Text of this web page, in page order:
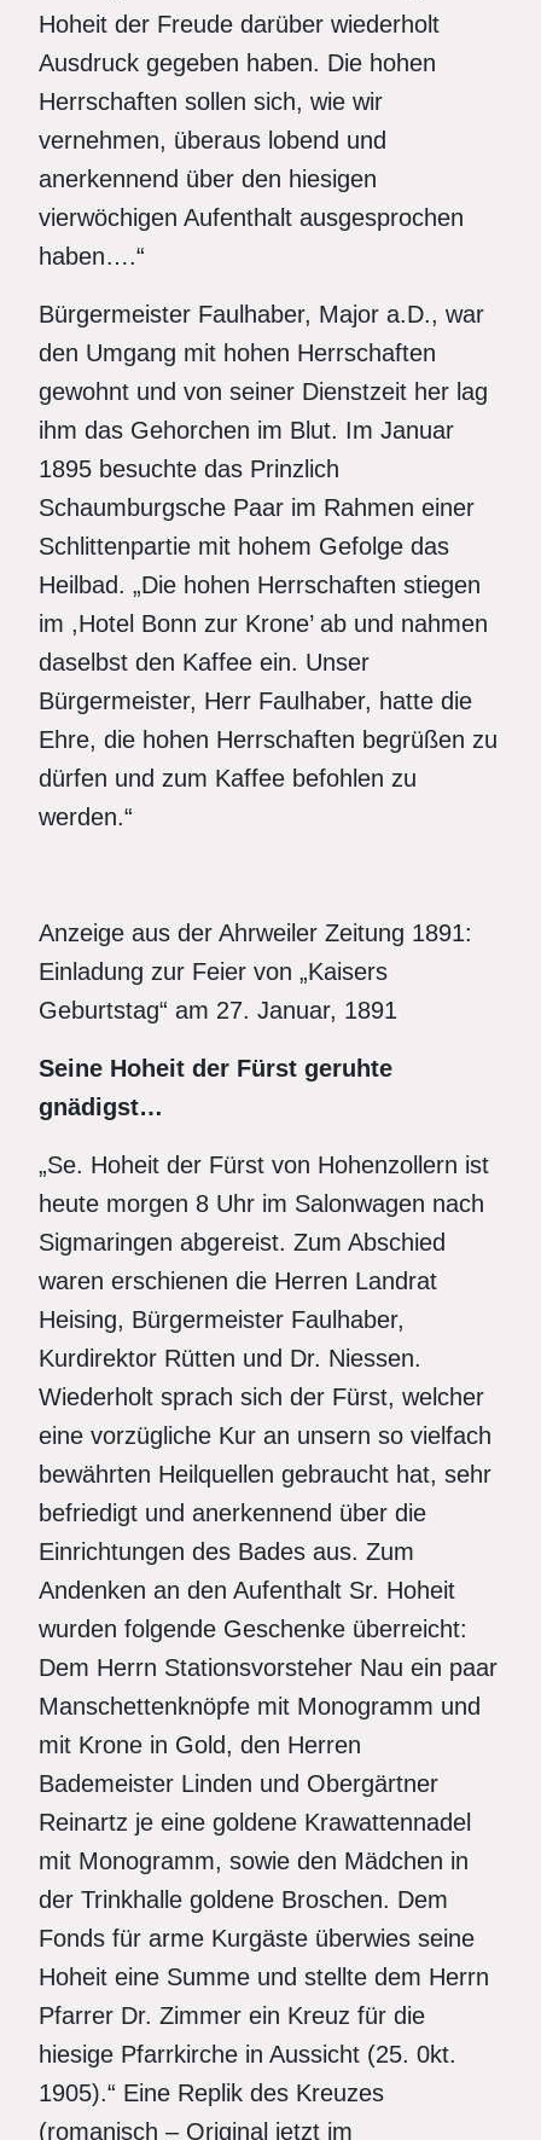
Hoheit der Freude darüber wiederholt
Ausdruck gegeben haben. Die hohen
Herrschaften sollen sich, wie wir
vernehmen, überaus lobend und
anerkennend über den hiesigen
vierwöchigen Aufenthalt ausgesprochen
haben….“
Bürgermeister Faulhaber, Major a.D., war
den Umgang mit hohen Herrschaften
gewohnt und von seiner Dienstzeit her lag
ihm das Gehorchen im Blut. Im Januar
1895 besuchte das Prinzlich
Schaumburgsche Paar im Rahmen einer
Schlittenpartie mit hohem Gefolge das
Heilbad. „Die hohen Herrschaften stiegen
im ,Hotel Bonn zur Krone’ ab und nahmen
daselbst den Kaffee ein. Unser
Bürgermeister, Herr Faulhaber, hatte die
Ehre, die hohen Herrschaften begrüßen zu
dürfen und zum Kaffee befohlen zu
werden.“
Anzeige aus der Ahrweiler Zeitung 1891:
Einladung zur Feier von „Kaisers
Geburtstag“ am 27. Januar, 1891
Seine Hoheit der Fürst geruhte
gnädigst…
„Se. Hoheit der Fürst von Hohenzollern ist
heute morgen 8 Uhr im Salonwagen nach
Sigmaringen abgereist. Zum Abschied
waren erschienen die Herren Landrat
Heising, Bürgermeister Faulhaber,
Kurdirektor Rütten und Dr. Niessen.
Wiederholt sprach sich der Fürst, welcher
eine vorzügliche Kur an unsern so vielfach
bewährten Heilquellen gebraucht hat, sehr
befriedigt und anerkennend über die
Einrichtungen des Bades aus. Zum
Andenken an den Aufenthalt Sr. Hoheit
wurden folgende Geschenke überreicht:
Dem Herrn Stationsvorsteher Nau ein paar
Manschettenknöpfe mit Monogramm und
mit Krone in Gold, den Herren
Bademeister Linden und Obergärtner
Reinartz je eine goldene Krawattennadel
mit Monogramm, sowie den Mädchen in
der Trinkhalle goldene Broschen. Dem
Fonds für arme Kurgäste überwies seine
Hoheit eine Summe und stellte dem Herrn
Pfarrer Dr. Zimmer ein Kreuz für die
hiesige Pfarrkirche in Aussicht (25. 0kt.
1905).“ Eine Replik des Kreuzes
(romanisch – Original jetzt im